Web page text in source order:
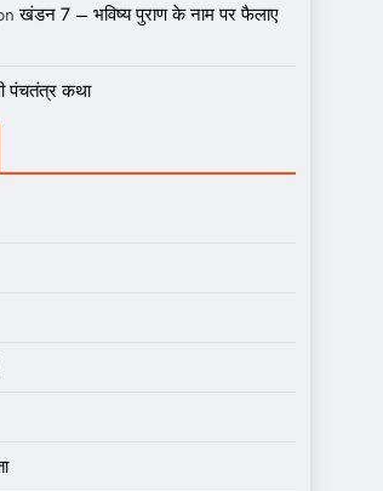
खंडन 7 – भविष्य पुराण के नाम पर फैलाए
पंचतंत्र कथा